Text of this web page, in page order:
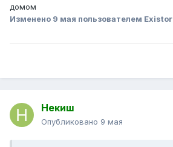
домом
Изменено 9 мая пользователем Existor
Некиш
Опубликовано 9 мая